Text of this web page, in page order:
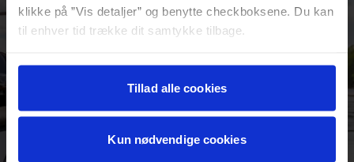
klikke på ”Vis detaljer” og benytte checkboksene. Du kan
til enhver tid trække dit samtykke tilbage.
Læs mere om det samt vores behandling af
personoplysninger her>>Tillad alle cookies
Kun nødvendige cookies